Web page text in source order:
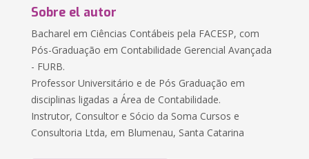
Sobre el autor
Bacharel em Ciências Contábeis pela FACESP, com
Pós-Graduação em Contabilidade Gerencial Avançada
- FURB.
Professor Universitário e de Pós Graduação em
disciplinas ligadas a Área de Contabilidade.
Instrutor, Consultor e Sócio da Soma Cursos e
Consultoria Ltda, em Blumenau, Santa Catarina